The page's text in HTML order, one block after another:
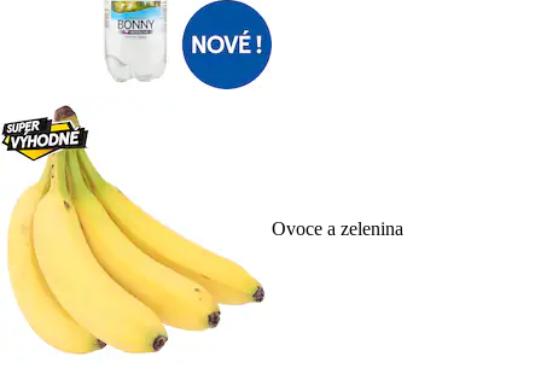
Ovoce a zelenina